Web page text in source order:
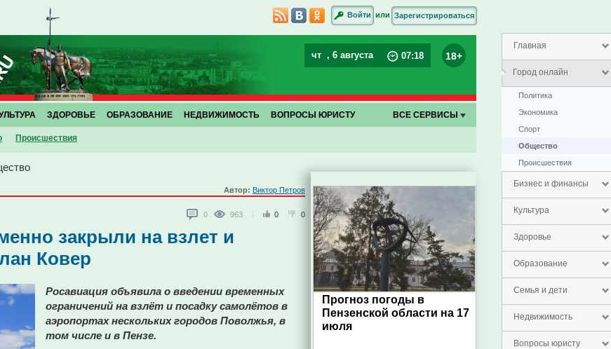
Главная
Город онлайн
Политика
Экономика
Спорт
Общество
Проиcшествия
Бизнес и финансы
Культура
Здоровье
Образование
Семья и дети
Недвижимость
Вопросы юристу
Войти или Зарегистрироваться
чт , 6 августа 07:18 18+
Проиcшествия
ЗДОРОВЬЕ ОБРАЗОВАНИЕ НЕДВИЖИМОСТЬ ВОПРОСЫ ЮРИСТУ ВСЕ СЕРВИСЫ
Автор: Виктор Петров
0 963 0 0
закрыли на взлет и
Ковер
Росавиация объявила о введении временных
ограничений на взлёт и посадку самолётов в
аэропортах нескольких городов Поволжья, в
том числе и в Пензе.
Прогноз погоды в
Пензенской области на 17
июля